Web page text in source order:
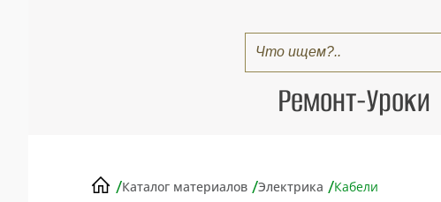
Ремонт-Уроки
/Каталог материалов /Электрика /Кабели